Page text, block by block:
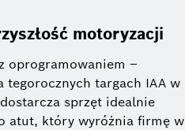
motoryzacji
oprogramowaniem –
targach IAA w
sprzęt idealnie
atut, który wyróżnia firmę w